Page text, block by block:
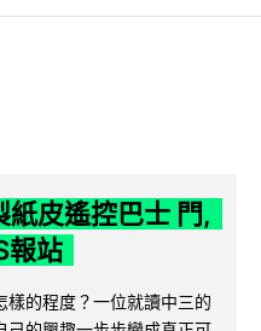
紙皮遙控巴士 門,
報站
的程度？一位就讀中三的